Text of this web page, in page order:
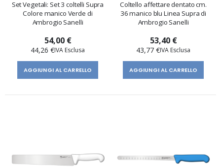
Set Vegetali: Set 3 coltelli Supra
Colore manico Verde di
Ambrogio Sanelli
54,00 €
44,26 €
AGGIUNGI AL CARRELLO
Coltello affettare dentato cm.
36 manico blu Linea Supra di
Ambrogio Sanelli
53,40 €
43,77 €
AGGIUNGI AL CARRELLO